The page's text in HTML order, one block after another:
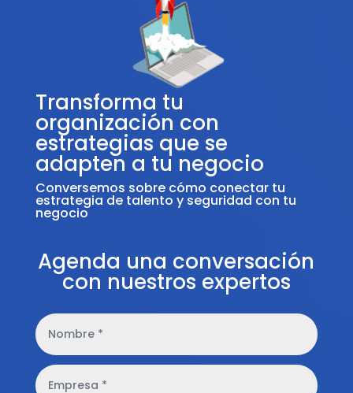
Transforma tu
organización con
estrategias que se
adapten a tu negocio
Conversemos sobre cómo conectar tu
estrategia de talento y seguridad con tu
negocio
Agenda una conversación
con nuestros expertos